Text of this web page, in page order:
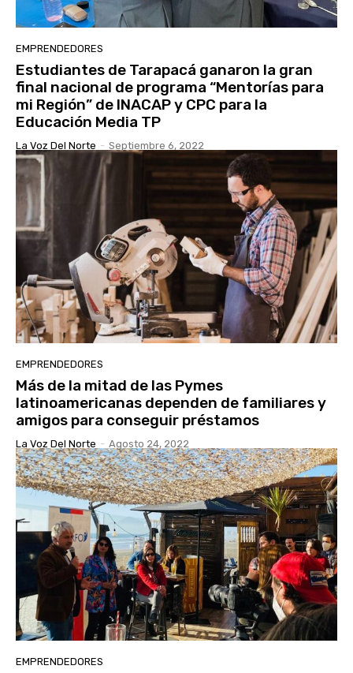
EMPRENDEDORES
Estudiantes de Tarapacá ganaron la gran
final nacional de programa “Mentorías para
mi Región” de INACAP y CPC para la
Educación Media TP
La Voz Del Norte - Septiembre 6, 2022
EMPRENDEDORES
Más de la mitad de las Pymes
latinoamericanas dependen de familiares y
amigos para conseguir préstamos
La Voz Del Norte - Agosto 24, 2022
EMPRENDEDORES